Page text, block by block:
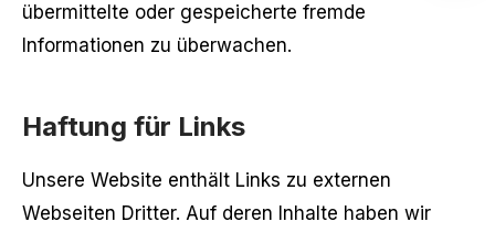
übermittelte oder gespeicherte fremde
Informationen zu überwachen.
Haftung für Links
Unsere Website enthält Links zu externen
Webseiten Dritter. Auf deren Inhalte haben wir